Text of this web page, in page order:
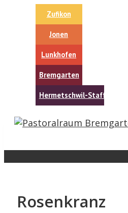
Zufikon
Jonen
Lunkhofen
Bremgarten
Hermetschwil-Staffeln
Rosenkranz